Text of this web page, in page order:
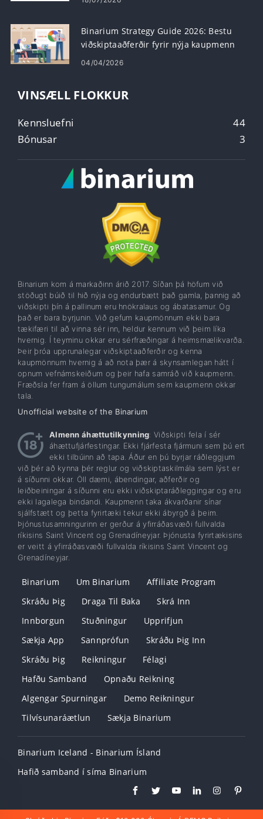
Binarium Strategy Guide 2026: Bestu
viðskiptaaðferðir fyrir nýja kaupmenn
04/04/2026
VINSÆLL FLOKKUR
Kennsluefni
44
Bónusar
3
Binarium kom á markaðinn árið 2017. Síðan þá höfum við
stöðugt búið til hið nýja og endurbætt það gamla, þannig að
viðskipti þín á pallinum eru hnökralaus og ábatasamur. Og
það er bara byrjunin. Við gefum kaupmönnum ekki bara
tækifæri til að vinna sér inn, heldur kennum við þeim líka
hvernig. Í teyminu okkar eru sérfræðingar á heimsmælikvarða.
Þeir þróa upprunalegar viðskiptaaðferðir og kenna
kaupmönnum hvernig á að nota þær á skynsamlegan hátt í
opnum vefnámskeiðum og þeir hafa samráð við kaupmenn.
Fræðsla fer fram á öllum tungumálum sem kaupmenn okkar
tala.
Unofficial website of the Binarium
Almenn áhættutilkynning: Viðskipti fela í sér
áhættufjárfestingar. Ekki fjárfesta fjármuni sem þú ert
ekki tilbúinn að tapa. Áður en þú byrjar ráðleggjum
við þér að kynna þér reglur og viðskiptaskilmála sem lýst er
á síðunni okkar. Öll dæmi, ábendingar, aðferðir og
leiðbeiningar á síðunni eru ekki viðskiptaráðleggingar og eru
ekki lagalega bindandi. Kaupmenn taka ákvarðanir sínar
sjálfstætt og þetta fyrirtæki tekur ekki ábyrgð á þeim.
Þjónustusamningurinn er gerður á yfirráðasvæði fullvalda
ríkisins Saint Vincent og Grenadíneyjar. Þjónusta fyrirtækisins
er veitt á yfirráðasvæði fullvalda ríkisins Saint Vincent og
Grenadíneyjar.
Binarium Um Binarium
Affiliate Program
Skráðu Þig
Draga Til Baka
Skrá Inn
Innborgun
Stuðningur
Upprifjun
Sækja App
Sannprófun
Skráðu Þig Inn
Skráðu Þig
Reikningur
Félagi
Hafðu Samband
Opnaðu Reikning
Algengar Spurningar
Demo Reikningur
Tilvísunaráætlun
Sækja Binarium
Binarium Iceland - Binarium Ísland
Hafið samband í síma Binarium